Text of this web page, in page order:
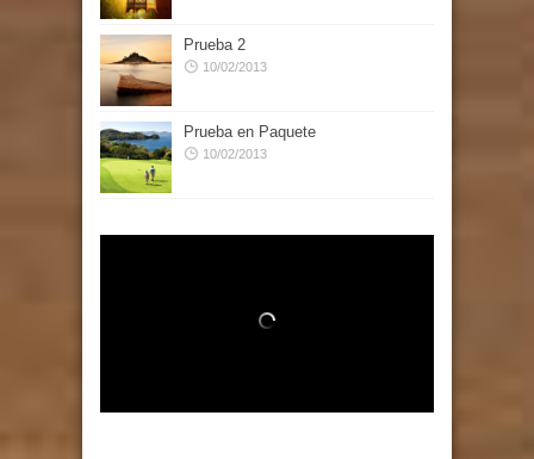
Prueba 2
10/02/2013
Prueba en Paquete
10/02/2013